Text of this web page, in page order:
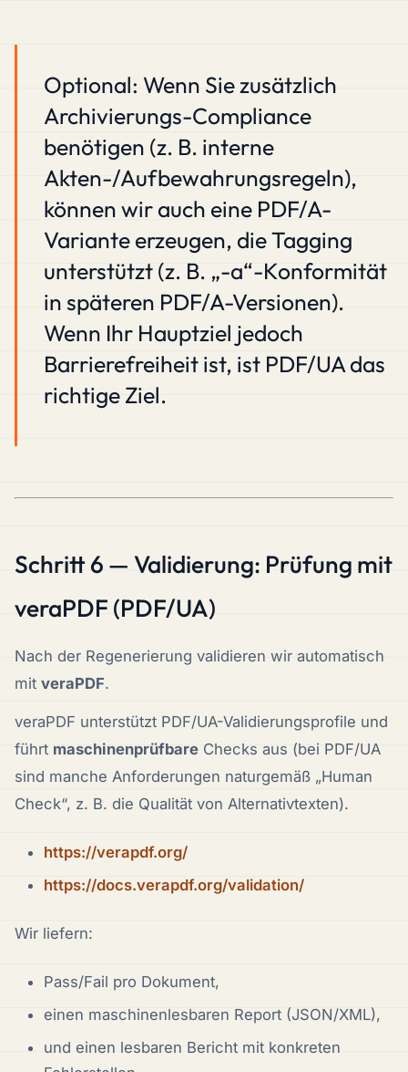
Optional: Wenn Sie zusätzlich
Archivierungs-Compliance
benötigen (z. B. interne
Akten-/Aufbewahrungsregeln),
können wir auch eine PDF/A-
Variante erzeugen, die Tagging
unterstützt (z. B. „-a“-Konformität
in späteren PDF/A-Versionen).
Wenn Ihr Hauptziel jedoch
Barrierefreiheit ist, ist PDF/UA das
richtige Ziel.
Schritt 6 — Validierung: Prüfung mit
veraPDF (PDF/UA)
Nach der Regenerierung validieren wir automatisch
mit veraPDF.
veraPDF unterstützt PDF/UA-Validierungsprofile und
führt maschinenprüfbare Checks aus (bei PDF/UA
sind manche Anforderungen naturgemäß „Human
Check“, z. B. die Qualität von Alternativtexten).
https://verapdf.org/
https://docs.verapdf.org/validation/
Wir liefern:
Pass/Fail pro Dokument,
einen maschinenlesbaren Report (JSON/XML),
und einen lesbaren Bericht mit konkreten